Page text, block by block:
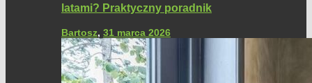
latami? Praktyczny poradnik
Bartosz, 31 marca 2026